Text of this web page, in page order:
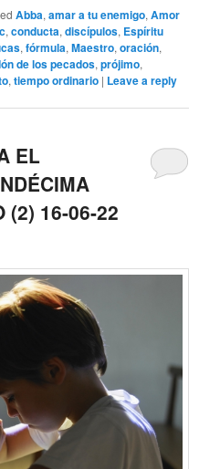
Abba,amar a tu enemigo,Amor
,conducta,discípulos, Espíritu
,fórmula,Maestro,oración,
de los pecados,prójimo,
,tiempo ordinario | Leave a reply
EL
(2) 16-06-22